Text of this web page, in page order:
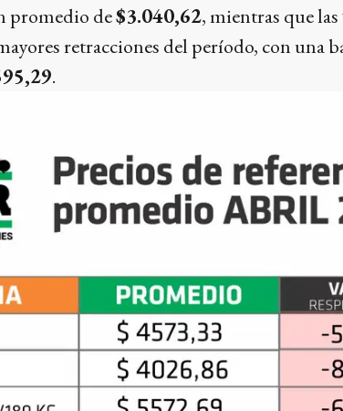
promedio de$3.040,62, mientras que las
retracciones del período, con una
.